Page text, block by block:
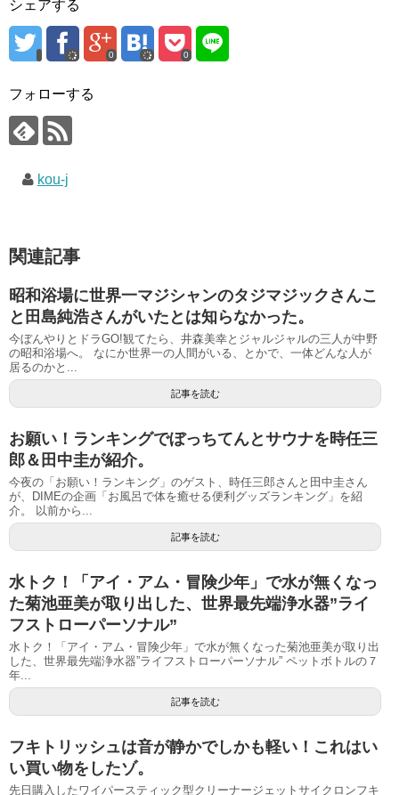
シェアする
0 0
フォローする
kou-j
関連記事
昭和浴場に世界一マジシャンのタジマジックさんこ
と田島純浩さんがいたとは知らなかった。
今ぼんやりとドラGO!観てたら、井森美幸とジャルジャルの三人が中野
の昭和浴場へ。 なにか世界一の人間がいる、とかで、一体どんな人が
居るのかと...
記事を読む
お願い！ランキングでぼっちてんとサウナを時任三
郎＆田中圭が紹介。
今夜の「お願い！ランキング」のゲスト、時任三郎さんと田中圭さん
が、DIMEの企画「お風呂で体を癒せる便利グッズランキング」を紹
介。 以前から...
記事を読む
水トク！「アイ・アム・冒険少年」で水が無くなっ
た菊池亜美が取り出した、世界最先端浄水器”ライ
フストローパーソナル”
水トク！「アイ・アム・冒険少年」で水が無くなった菊池亜美が取り出
した、世界最先端浄水器”ライフストローパーソナル” ペットボトルの７
年...
記事を読む
フキトリッシュは音が静かでしかも軽い！これはい
い買い物をしたゾ。
先日購入したワイパースティック型クリーナージェットサイクロンフキ